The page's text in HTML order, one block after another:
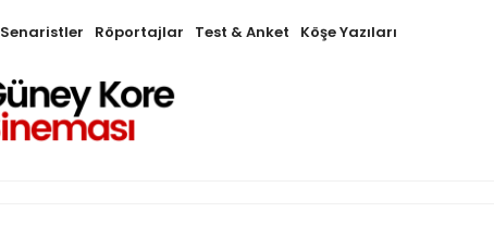
Senaristler Röportajlar Test & Anket Köşe Yazıları